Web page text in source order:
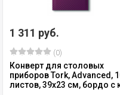
1 311 руб.
(0)
Конверт для столовых
приборов Tork, Advanced,
листов, 39х23 см, бордо с